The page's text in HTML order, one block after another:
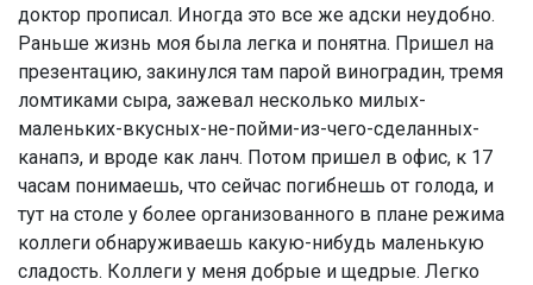
доктор прописал. Иногда это все же адски неудобно.
Раньше жизнь моя была легка и понятна. Пришел на
презентацию, закинулся там парой виноградин, тремя
ломтиками сыра, зажевал несколько милых-
маленьких-вкусных-не-пойми-из-чего-сделанных-
канапэ, и вроде как ланч. Потом пришел в офис, к 17
часам понимаешь, что сейчас погибнешь от голода, и
тут на столе у более организованного в плане режима
коллеги обнаруживаешь какую-нибудь маленькую
сладость. Коллеги у меня добрые и щедрые. Легко